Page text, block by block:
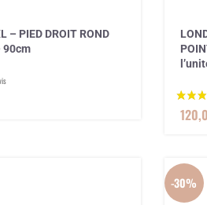
– PIED DROIT ROND
90cm
-30%